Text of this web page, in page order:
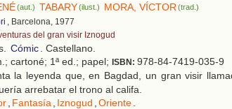
(aut.) TABARY(ilust.) MORA, VÍCTOR (trad.)
, Barcelona, 1977
del gran visir Iznogud
Cómic
. Castellano.
cartoné; 1ª ed.; papel; ISBN: 978-84-7419-035-9
la leyenda que, en Bagdad, un gran visir
arrebatar el trono al califa.
Fantasía Iznogud Oriente